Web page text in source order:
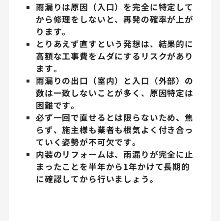
雨漏りは原因（入口）を完全に特定して
から修理をしないと、再発の確率が上が
ります。
とりあえず直すという発想は、結果的に
高額な工事費をムダにするリスクがあり
ます。
雨漏りの出口（室内）と入口（外部）の
数は一致しないことが多く、原因特定は
困難です。
必ず一回で直せるとは限らないため、焦
らず、施主様も業者も根気よく付き合っ
ていく姿勢が不可欠です。
内装のリフォームは、雨漏りが完全に止
まったことを半年から1年かけて長期的
に確認してから行いましょう。